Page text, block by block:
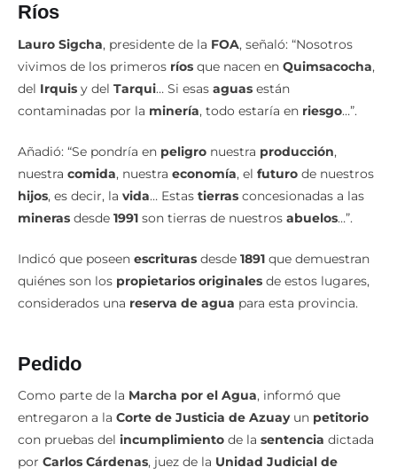
Ríos
Lauro Sigcha, presidente de la FOA, señaló: “Nosotros
vivimos de los primeros ríos que nacen en Quimsacocha,
del Irquis y del Tarqui… Si esas aguas están
contaminadas por la minería, todo estaría en riesgo…”.
Añadió: “Se pondría en peligro nuestra producción,
nuestra comida, nuestra economía, el futuro de nuestros
hijos, es decir, la vida… Estas tierras concesionadas a las
mineras desde 1991 son tierras de nuestros abuelos…”.
Indicó que poseen escrituras desde 1891 que demuestran
quiénes son los propietarios originales de estos lugares,
considerados una reserva de agua para esta provincia.
Pedido
Como parte de la Marcha por el Agua, informó que
entregaron a la Corte de Justicia de Azuayun petitorio
con pruebas del incumplimiento de la sentencia dictada
por Carlos Cárdenas, juez de la Unidad Judicial de